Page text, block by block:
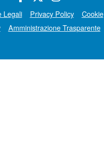
Legali Privacy Policy
Cookie
Amministrazione Trasparente